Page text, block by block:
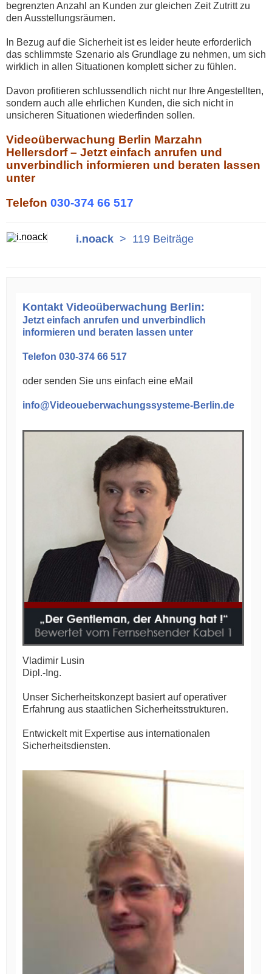
begrenzten Anzahl an Kunden zur gleichen Zeit Zutritt zu
den Ausstellungsräumen.
In Bezug auf die Sicherheit ist es leider heute erforderlich
das schlimmste Szenario als Grundlage zu nehmen, um sich
wirklich in allen Situationen komplett sicher zu fühlen.
Davon profitieren schlussendlich nicht nur Ihre Angestellten,
sondern auch alle ehrlichen Kunden, die sich nicht in
unsicheren Situationen wiederfinden sollen.
Videoüberwachung Berlin Marzahn
Hellersdorf – Jetzt einfach anrufen und
unverbindlich informieren und beraten lassen
unter
Telefon 030-374 66 517
i.noack > 119 Beiträge
Kontakt Videoüberwachung Berlin:
Jetzt einfach anrufen und unverbindlich
informieren und beraten lassen unter
Telefon 030-374 66 517
oder senden Sie uns einfach eine eMail
info@Videoueberwachungssysteme-Berlin.de
Vladimir Lusin
Dipl.-Ing.
Unser Sicherheitskonzept basiert auf operativer
Erfahrung aus staatlichen Sicherheitsstrukturen.
Entwickelt mit Expertise aus internationalen
Sicherheitsdiensten.